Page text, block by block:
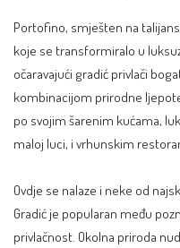
Portofino, smješten na
koje se transformiralo u
očaravajući gradić privlači
kombinacijom prirodne
po svojim šarenim kućama,
maloj luci, i vrhunskim
Ovdje se nalaze i neke od
Gradić je popularan među
privlačnost. Okolna priroda